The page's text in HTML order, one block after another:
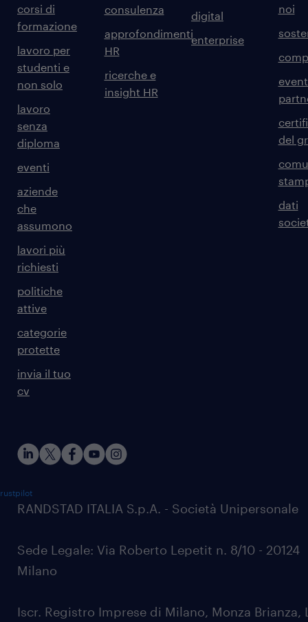
corsi di
formazione
lavoro per
studenti e
non solo
lavoro
senza
diploma
eventi
aziende
che
assumono
lavori più
richiesti
politiche
attive
categorie
protette
invia il tuo
cv
consulenza
approfondimenti
HR
ricerche e
insight HR
digital
enterprise
noi
del
dati
RANDSTAD ITALIA S.p.A. - Società Unipersonale
Sede Legale: Via Roberto Lepetit n. 8/10 - 20124
Milano
Iscr. Registro Imprese di Milano, Monza Brianza,